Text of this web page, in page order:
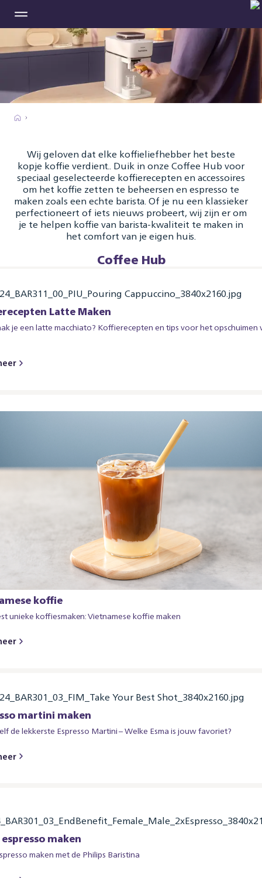
Wij geloven dat elke koffieliefhebber het beste
kopje koffie verdient.. Duik in onze Coffee Hub voor
speciaal geselecteerde koffierecepten en accessoires
om het koffie zetten te beheersen en espresso te
maken zoals een echte barista. Of je nu een klassieker
perfectioneert of iets nieuws probeert, wij zijn er om
je te helpen koffie van barista-kwaliteit te maken in
het comfort van je eigen huis.
Coffee Hub
Latte Maken
je een latte macchiato? Koffierecepten en tips voor het opschuimen
koffie
unieke koffiesmaken: Vietnamese koffie maken
martini maken
de lekkerste Espresso Martini – Welke Esma is jouw favoriet?
maken
maken met de Philips Baristina